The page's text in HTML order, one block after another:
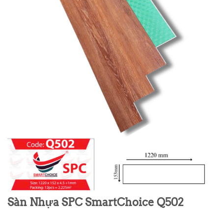
Sàn Nhựa SPC SmartChoice Q502